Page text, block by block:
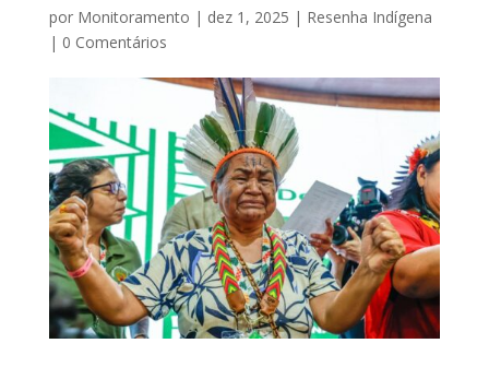
por Monitoramento | dez 1, 2025 | Resenha Indígena
| 0 Comentários